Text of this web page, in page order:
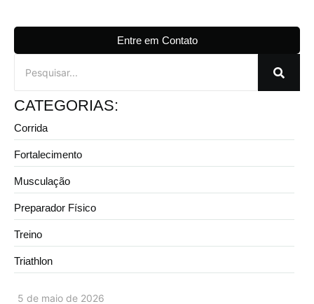
5 de maio de 2026
Entre em Contato
CATEGORIAS:
Corrida
Fortalecimento
Musculação
Preparador Físico
Treino
Triathlon